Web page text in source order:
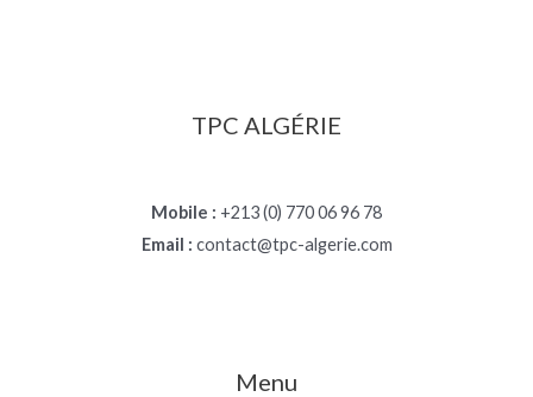
TPC ALGÉRIE
Mobile : +213 (0) 770 06 96 78
Email : contact@tpc-algerie.com
Menu